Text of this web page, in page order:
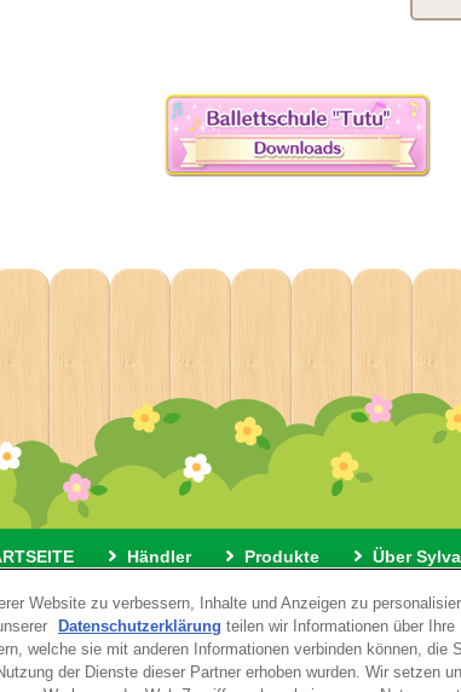
Händler Produkte Über
Nutzungsbedingungen Datenschutz
©
Website zu verbessern, Inhalte und Anzeigen zu
Datenschutzerklärung teilen wir Informationen über Ihre
welche sie mit anderen Informationen verbinden können, die
der Dienste dieser Partner erhoben wurden. Wir setzen